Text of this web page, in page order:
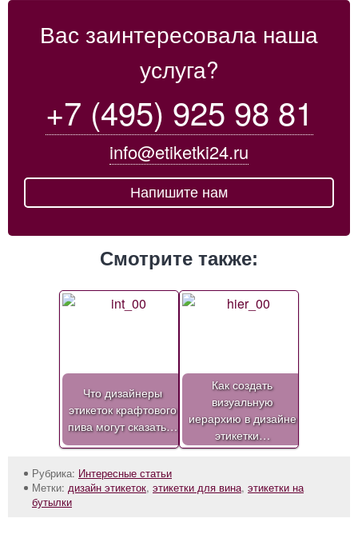
Вас заинтересовала наша
услуга?
+7 (495) 925 98 81
info@etiketki24.ru
Напишите нам
Смотрите также:
Что дизайнеры
этикеток крафтового
пива могут сказать…
Как создать
визуальную
иерархию в дизайне
этикетки…
Рубрика: Интересные статьи
Метки: дизайн этикеток, этикетки для вина, этикетки на
бутылки